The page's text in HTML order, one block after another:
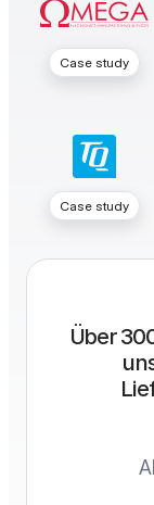
Case study
Case study
Über